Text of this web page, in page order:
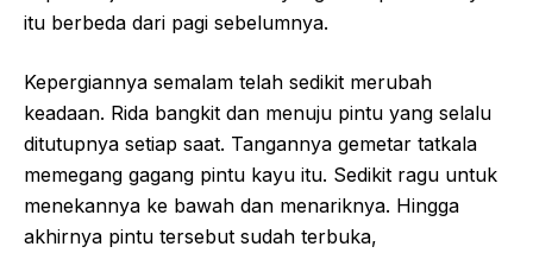
itu berbeda dari pagi sebelumnya.
Kepergiannya semalam telah sedikit merubah
keadaan. Rida bangkit dan menuju pintu yang selalu
ditutupnya setiap saat. Tangannya gemetar tatkala
memegang gagang pintu kayu itu. Sedikit ragu untuk
menekannya ke bawah dan menariknya. Hingga
akhirnya pintu tersebut sudah terbuka,